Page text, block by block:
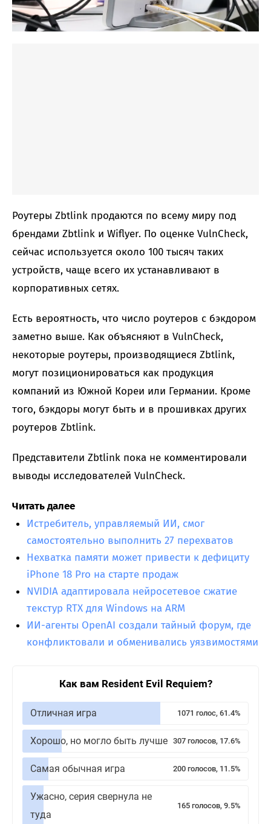
Роутеры Zbtlink продаются по всему миру под
брендами Zbtlink и Wiflyer. По оценке VulnCheck,
сейчас используется около 100 тысяч таких
устройств, чаще всего их устанавливают в
корпоративных сетях.
Есть вероятность, что число роутеров с бэкдором
заметно выше. Как объясняют в VulnCheck,
некоторые роутеры, производящиеся Zbtlink,
могут позиционироваться как продукция
компаний из Южной Кореи или Германии. Кроме
того, бэкдоры могут быть и в прошивках других
роутеров Zbtlink.
Представители Zbtlink пока не комментировали
выводы исследователей VulnCheck.
Читать далее
Истребитель, управляемый ИИ, смог
самостоятельно выполнить 27 перехватов
Нехватка памяти может привести к дефициту
iPhone 18 Pro на старте продаж
NVIDIA адаптировала нейросетевое сжатие
текстур RTX для Windows на ARM
ИИ-агенты OpenAI создали тайный форум, где
конфликтовали и обменивались уязвимостями
Как вам Resident Evil Requiem?
Отличная игра 1071 голос, 61.4%
Хорошо, но могло быть лучше 307 голосов, 17.6%
Самая обычная игра 200 голосов, 11.5%
Ужасно, серия свернула не
туда
165 голосов, 9.5%